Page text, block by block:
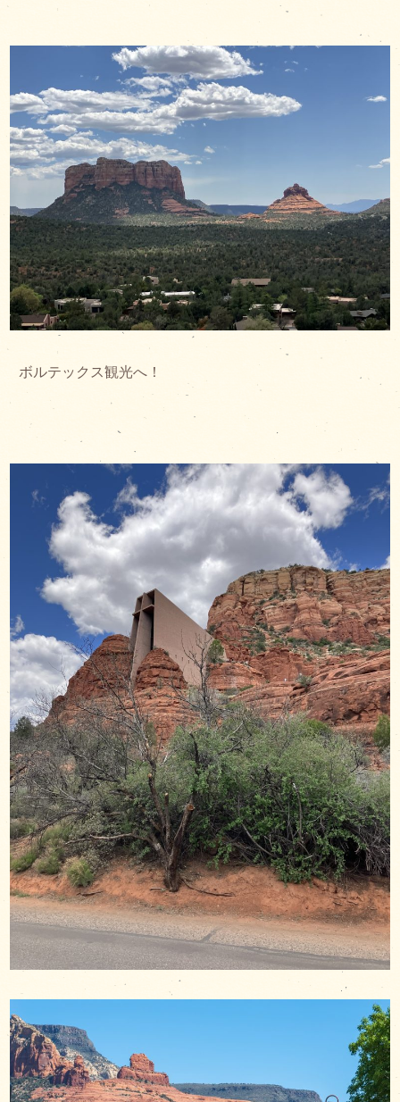
ボルテックス観光へ！